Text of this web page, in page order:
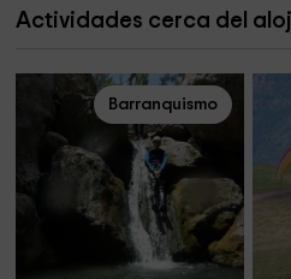
Actividades cerca del
Barranquismo